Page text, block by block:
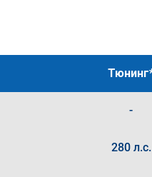
-
280 л.с.